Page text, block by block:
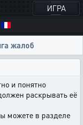
ИГРА
жалоб
и понятно
раскрывать её
можете в разделе